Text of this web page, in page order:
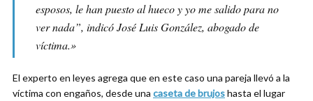
esposos, le han puesto al hueco y yo me salido para no
ver nada”, indicó José Luis González, abogado de
víctima.»
El experto en leyes agrega que en este caso una pareja llevó a la
víctima con engaños, desde una caseta de brujoshasta el lugar